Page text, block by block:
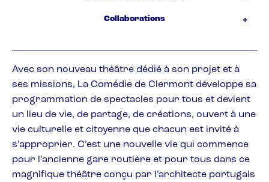
Collaborations
Avec son nouveau théâtre dédié à son projet et à
ses missions, La Comédie de Clermont développe sa
programmation de spectacles pour tous et devient
un lieu de vie, de partage, de créations, ouvert à une
vie culturelle et citoyenne que chacun est invité à
s’approprier. C’est une nouvelle vie qui commence
pour l’ancienne gare routière et pour tous dans ce
magnifique théâtre conçu par l’architecte portugais